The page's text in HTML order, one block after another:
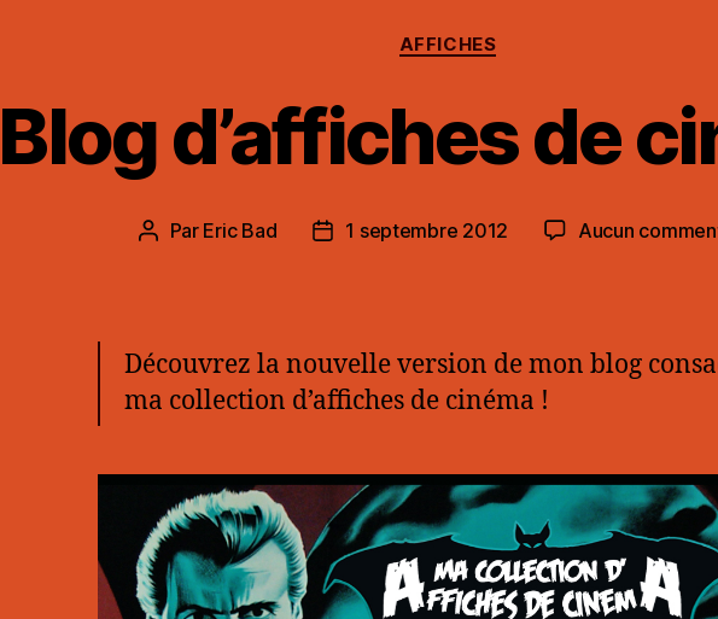
Catégories
AFFICHES
Blog d’affiches de
Auteur
Par Eric Bad
Date1 septembre 2012 Aucun
Découvrez la nouvelle version de mon blog
ma collection d’affiches de cinéma !